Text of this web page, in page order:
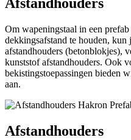
Afstandhouders
Om wapeningstaal in een
dekkingsafstand te houden, kun
afstandhouders (betonblokjes),
kunststof afstandhouders. Ook
bekistingstoepassingen bieden
aan.
Afstandhouders